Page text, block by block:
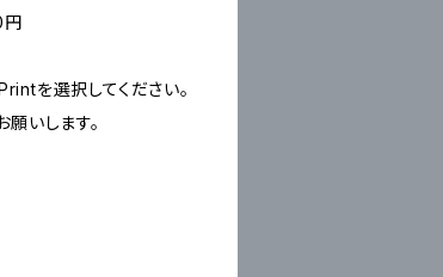
円
を選択してください。
いします。